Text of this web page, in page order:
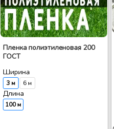
Пленка полиэтиленовая 200
ГОСТ
Ширина
3 м 6 м
Длина
100 м